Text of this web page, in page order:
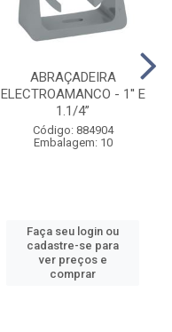
ABRAÇADEIRA
ELECTROAMANCO - 1'' E
1.1/4”
Código: 884904
Embalagem: 10
Faça seu login ou
cadastre-se para
ver preços e
comprar